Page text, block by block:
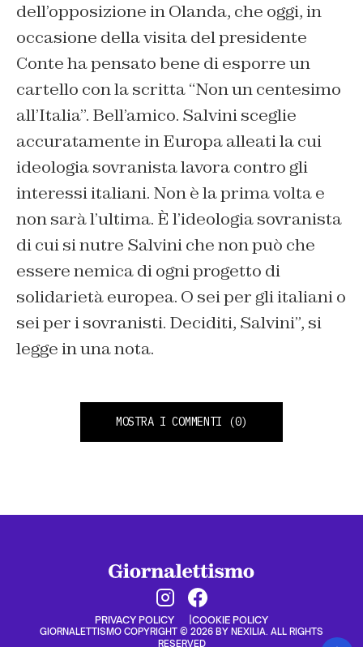
dell’opposizione in Olanda, che oggi, in
occasione della visita del presidente
Conte ha pensato bene di esporre un
cartello con la scritta “Non un centesimo
all’Italia”. Bell’amico. Salvini sceglie
accuratamente in Europa alleati la cui
ideologia sovranista lavora contro gli
interessi italiani. Non è la prima volta e
non sarà l’ultima. È l’ideologia sovranista
di cui si nutre Salvini che non può che
essere nemica di ogni progetto di
solidarietà europea. O sei per gli italiani o
sei per i sovranisti. Deciditi, Salvini”, si
legge in una nota.
MOSTRA I COMMENTI (0)
PRIVACY POLICY COOKIE POLICY
GIORNALETTISMO COPYRIGHT © 2026 BY NEXILIA. ALL RIGHTS
RESERVED